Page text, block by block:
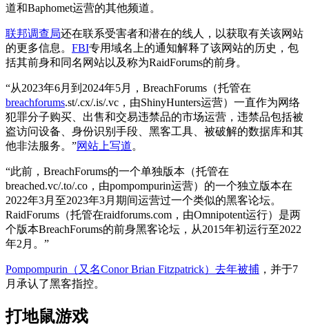
道和Baphomet运营的其他频道。
联邦调查局还在联系受害者和潜在的线人，以获取有关该网站
的更多信息。 FBI专用域名上的通知解释了该网站的历史，包
括其前身和同名网站以及称为RaidForums的前身。
“从2023年6月到2024年5月，BreachForums（托管在
breachforums.st/.cx/.is/.vc，由ShinyHunters运营）一直作为网络
犯罪分子购买、出售和交易违禁品的市场运营，违禁品包括被
盗访问设备、身份识别手段、黑客工具、被破解的数据库和其
他非法服务。”网站上写道。
“此前，BreachForums的一个单独版本（托管在
breached.vc/.to/.co，由pompompurin运营）的一个独立版本在
2022年3月至2023年3月期间运营过一个类似的黑客论坛。
RaidForums（托管在raidforums.com，由Omnipotent运行）是两
个版本BreachForums的前身黑客论坛，从2015年初运行至2022
年2月。”
Pompompurin（又名Conor Brian Fitzpatrick）去年被捕 ，并于7
月承认了黑客指控。
打地鼠游戏